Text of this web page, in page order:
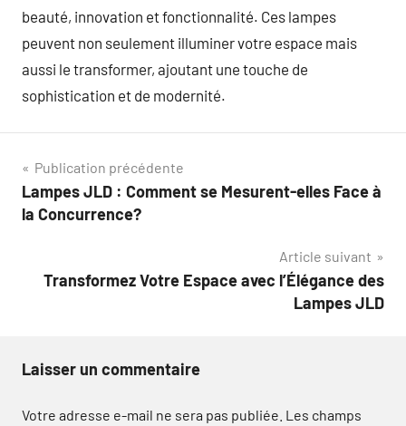
beauté, innovation et fonctionnalité. Ces lampes
peuvent non seulement illuminer votre espace mais
aussi le transformer, ajoutant une touche de
sophistication et de modernité.
Navigation
de
Publication précédente
Lampes JLD : Comment se Mesurent-elles Face à
la Concurrence?
Article suivant
Transformez Votre Espace avec l’Élégance des
Lampes JLD
Laisser un commentaire
Votre adresse e-mail ne sera pas publiée. Les champs